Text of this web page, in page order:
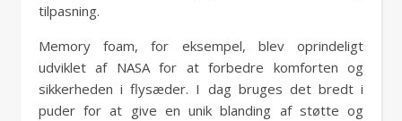
tilpasning.
Memory foam, for eksempel, blev oprindeligt
udviklet af NASA for at forbedre komforten og
sikkerheden i flysæder. I dag bruges det bredt i
puder for at give en unik blanding af støtte og